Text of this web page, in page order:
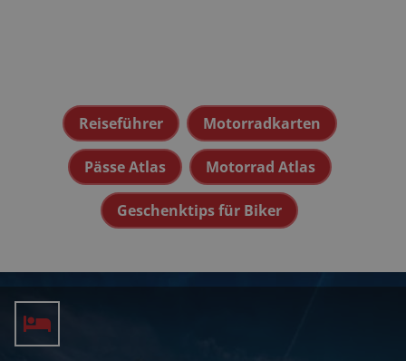
Reiseführer Motorradkarten
Pässe Atlas Motorrad Atlas
Geschenktips für Biker